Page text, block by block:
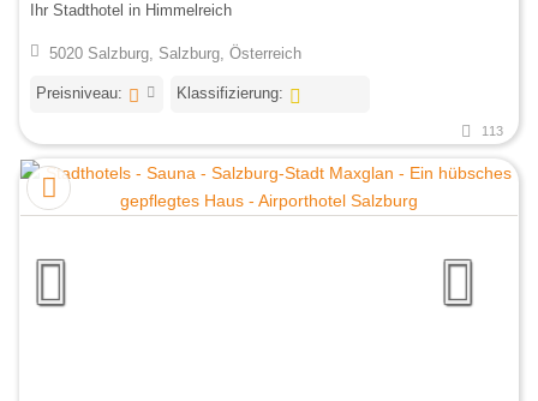
Ihr Stadthotel in Himmelreich
5020 Salzburg, Salzburg, Österreich
Preisniveau: Klassifizierung:
113